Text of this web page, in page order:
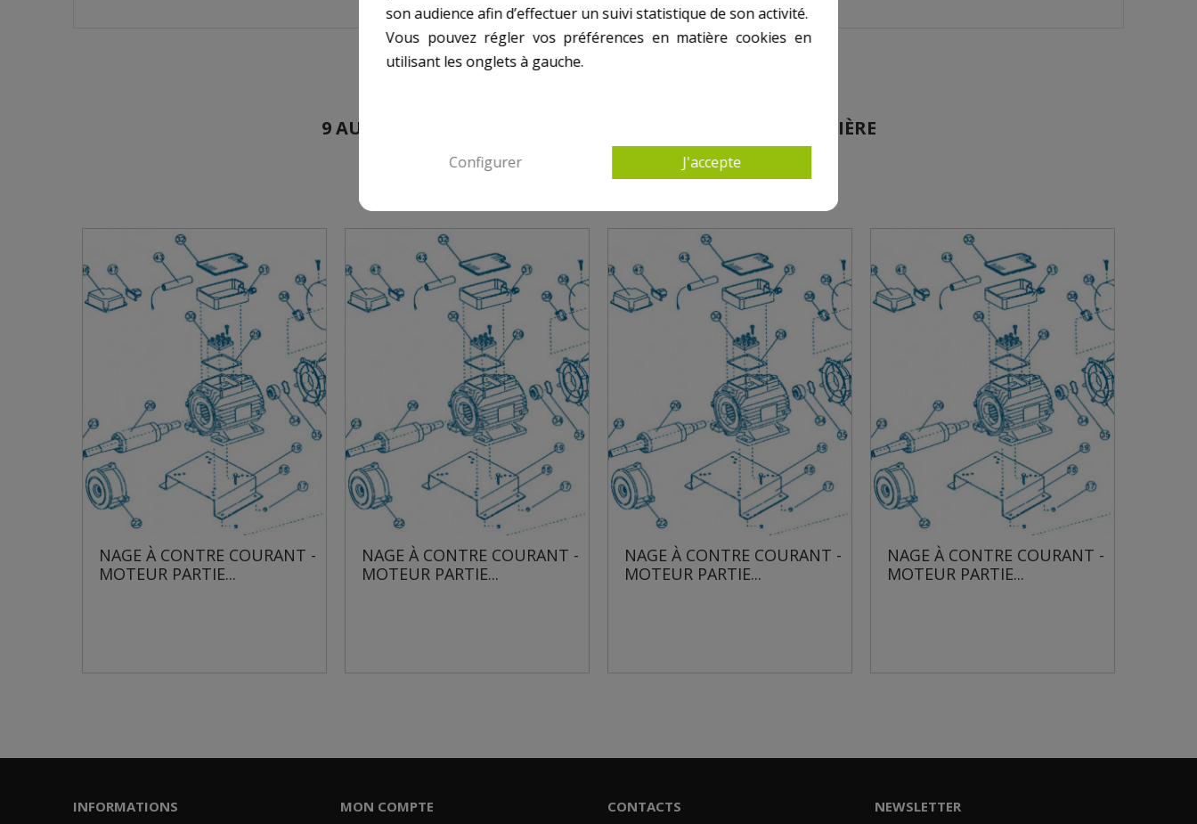
9 AUTRES PRODUITS DANS JET VAG - MOTEUR PARTIE ARRIÈRE
NAGE À CONTRE COURANT -
MOTEUR PARTIE...
NAGE À CONTRE COURANT -
MOTEUR PARTIE...
NAGE À CONTRE COURANT -
MOTEUR PARTIE...
NAGE À CONTRE COURANT -
MOTEUR PARTIE...
INFORMATIONS MON COMPTE CONTACTS NEWSLETTER
son audience afin d’effectuer un suivi statistique de son activité.
Vous pouvez régler vos préférences en matière cookies en
utilisant les onglets à gauche.
Configurer J'accepte